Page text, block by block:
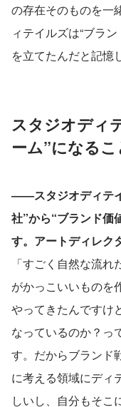
の存在そのものを一
ィテイルズは“ブラ
を立てたんだと記憶
スタジオディ
ーム”になる
――スタジオディテ
社”から“ブランド価
す。アートディレク
「すごく自然な流
がかっこいいものを
やってきたんですけ
なっているのか？っ
す。だからブランド
に考える領域にディ
しいし、自分もそこ